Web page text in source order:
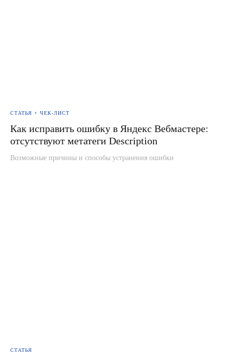
СТАТЬЯ + ЧЕК-ЛИСТ
Как исправить ошибку в Яндекс Вебмастере:
отсутствуют метатеги Description
Возможные причины и способы устранения ошибки
СТАТЬЯ